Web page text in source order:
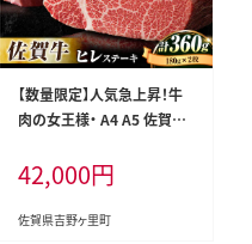
【数量限定】人気急上昇！牛
肉の女王様・ A4 A5 佐賀牛
計360g 2人前 吉野ヶ里町/
石丸食肉産業 [FBX003]
42,000円
佐賀県吉野ヶ里町